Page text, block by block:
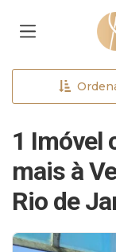
1 Imóvel
mais à
Rio de